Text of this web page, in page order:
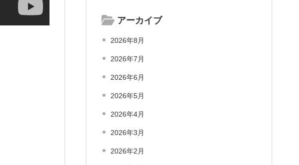
アーカイブ
2026年8月
2026年7月
2026年6月
2026年5月
2026年4月
2026年3月
2026年2月